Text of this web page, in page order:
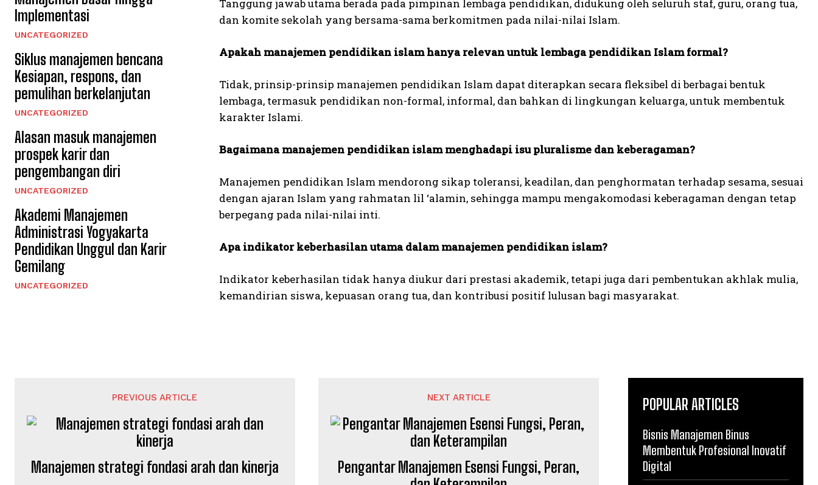
Implementasi
UNCATEGORIZED
Siklus manajemen bencana
Kesiapan, respons, dan
pemulihan berkelanjutan
UNCATEGORIZED
Alasan masuk manajemen
prospek karir dan
pengembangan diri
UNCATEGORIZED
Akademi Manajemen
Administrasi Yogyakarta
Pendidikan Unggul dan Karir
Gemilang
UNCATEGORIZED
Tanggung jawab utama berada pada pimpinan lembaga pendidikan, didukung oleh seluruh staf, guru, orang tua,
dan komite sekolah yang bersama-sama berkomitmen pada nilai-nilai Islam.
Apakah manajemen pendidikan islam hanya relevan untuk lembaga pendidikan Islam formal?
Tidak, prinsip-prinsip manajemen pendidikan Islam dapat diterapkan secara fleksibel di berbagai bentuk
lembaga, termasuk pendidikan non-formal, informal, dan bahkan di lingkungan keluarga, untuk membentuk
karakter Islami.
Bagaimana manajemen pendidikan islam menghadapi isu pluralisme dan keberagaman?
Manajemen pendidikan Islam mendorong sikap toleransi, keadilan, dan penghormatan terhadap sesama, sesuai
dengan ajaran Islam yang rahmatan lil ‘alamin, sehingga mampu mengakomodasi keberagaman dengan tetap
berpegang pada nilai-nilai inti.
Apa indikator keberhasilan utama dalam manajemen pendidikan islam?
Indikator keberhasilan tidak hanya diukur dari prestasi akademik, tetapi juga dari pembentukan akhlak mulia,
kemandirian siswa, kepuasan orang tua, dan kontribusi positif lulusan bagi masyarakat.
PREVIOUS ARTICLE
Manajemen strategi fondasi arah dan kinerja
NEXT ARTICLE
Pengantar Manajemen Esensi Fungsi, Peran,
POPULAR ARTICLES
Bisnis Manajemen Binus
Membentuk Profesional Inovatif
Digital